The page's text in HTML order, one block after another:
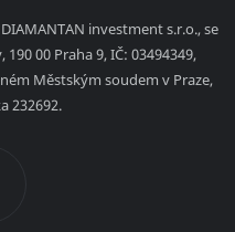
investment s.r.o., se
00 Praha 9, IČ: 03494349,
Městským soudem v Praze,
232692.